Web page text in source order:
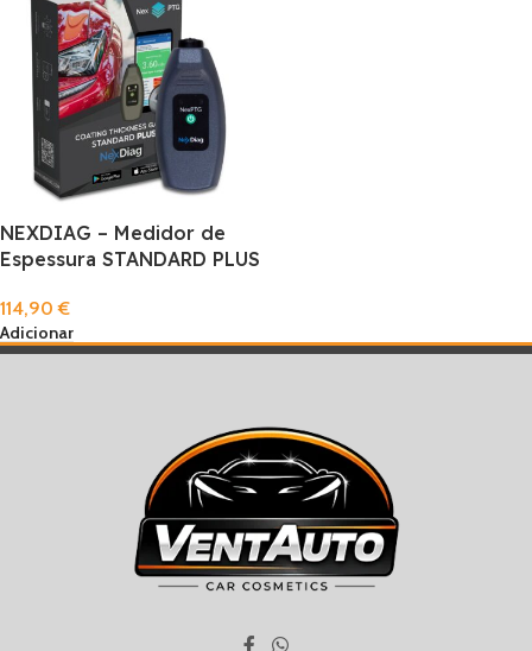
NEXDIAG – Medidor de
Espessura STANDARD PLUS
114,90€
Adicionar